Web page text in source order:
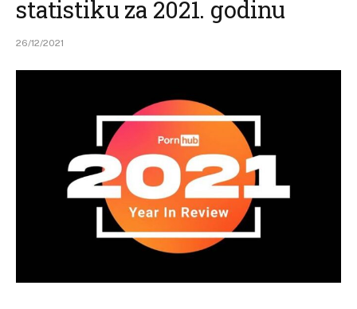
statistiku za 2021. godinu
26/12/2021